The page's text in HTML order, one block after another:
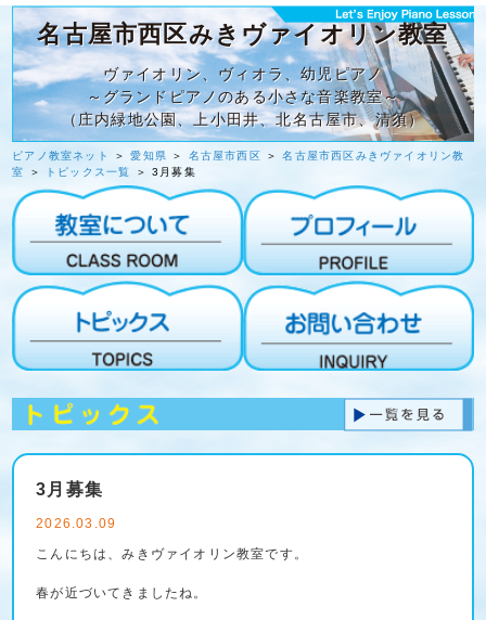
名古屋市西区みきヴァイオリン教室
ヴァイオリン、ヴィオラ、幼児ピアノ
～グランドピアノのある小さな音楽教室～
（庄内緑地公園、上小田井、北名古屋市、清須）
ピアノ教室ネット ＞愛知県 ＞ 名古屋市西区 ＞名古屋市西区みきヴァイオリン教
室
＞ トピックス一覧 ＞ 3月募集
3月募集
2026.03.09
こんにちは、みきヴァイオリン教室です。
春が近づいてきましたね。